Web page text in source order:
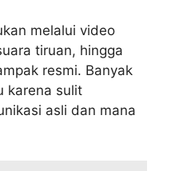
melalui video
tiruan, hingga
resmi. Banyak
karena sulit
asli dan mana